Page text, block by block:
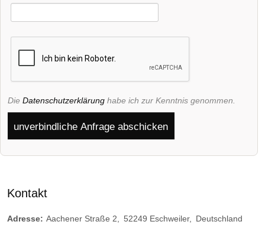
Die Datenschutzerklärung habe ich zur Kenntnis genommen.
unverbindliche Anfrage abschicken
Kontakt
Adresse: Aachener Straße 2 52249 Eschweiler
Deutschland